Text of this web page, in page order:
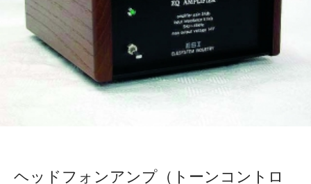
ヘッドフォンアンプ（トーンコントロ